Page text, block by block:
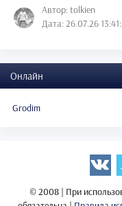
Автор: tolkien
Дата: 26.07.26
Онлайн
Grodim
© 2008 | При